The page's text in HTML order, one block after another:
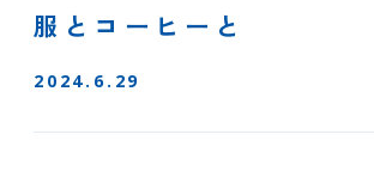
服とコーヒーと
2024.6.29